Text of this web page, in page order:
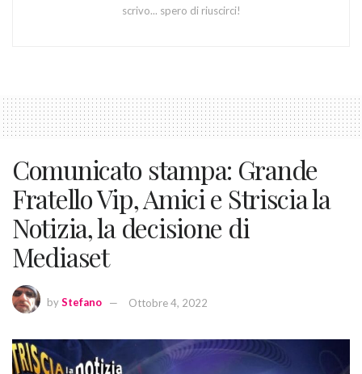
scrivo... spero di riuscirci!
Comunicato stampa: Grande
Fratello Vip, Amici e Striscia la
Notizia, la decisione di
Mediaset
byStefano Ottobre 4, 2022